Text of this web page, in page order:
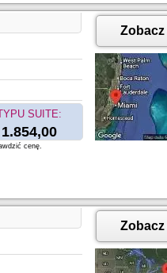
SUITE:
1.854,00
cenę.